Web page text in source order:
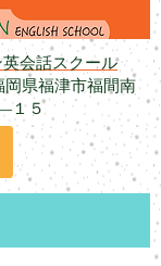
会話スクール
県福津市福間南
１５